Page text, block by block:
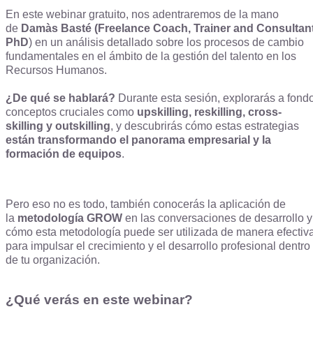
En este webinar gratuito, nos adentraremos de la mano
de Damàs Basté (Freelance Coach, Trainer and
PhD) en un análisis detallado sobre los procesos de cambio
fundamentales en el ámbito de la gestión del talento en los
Recursos Humanos.
¿De qué se hablará? Durante esta sesión, explorarás a
conceptos cruciales como upskilling, reskilling, cross-
skilling y outskilling, y descubrirás cómo estas estrategias
están transformando el panorama empresarial y la
formación de equipos.
Pero eso no es todo, también conocerás la aplicación de
la metodología GROW en las conversaciones de desarrollo y
cómo esta metodología puede ser utilizada de manera
para impulsar el crecimiento y el desarrollo profesional dentro
de tu organización.
¿Qué verás en este webinar?